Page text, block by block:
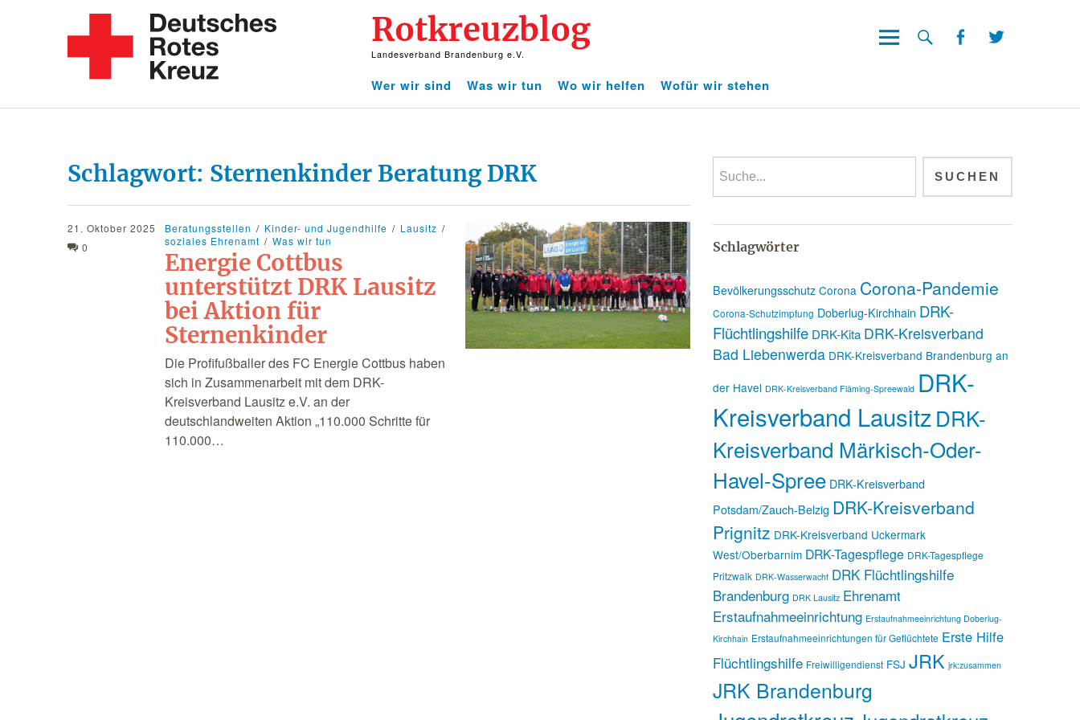
Rotkreuzblog
Landesverband Brandenburg e.V.
Wer wir sind
Was wir tun Wo wir helfen Wofür wir stehen
Schlagwort: Sternenkinder Beratung DRK
21. Oktober 2025
0
Beratungsstellen Kinder- und Jugendhilfe
Lausitz
soziales Ehrenamt
Was wir tun
Energie Cottbus
unterstützt DRK Lausitz
bei Aktion für
Sternenkinder
Die Profifußballer des FC Energie Cottbus haben
sich in Zusammenarbeit mit dem DRK-
Kreisverband Lausitz e.V. an der
deutschlandweiten Aktion „110.000 Schritte für
110.000…
Schlagwörter
Bevölkerungsschutz Corona Corona-Pandemie
Corona-Schutzimpfung Doberlug-Kirchhain DRK-
Flüchtlingshilfe DRK-Kita DRK-Kreisverband
Bad Liebenwerda DRK-Kreisverband Brandenburg an
der Havel DRK-Kreisverband Fläming-Spreewald DRK-
Kreisverband LausitzDRK-
Kreisverband Märkisch-Oder-
Havel-Spree DRK-Kreisverband
Potsdam/Zauch-Belzig DRK-Kreisverband
Prignitz DRK-Kreisverband Uckermark
West/Oberbarnim DRK-Tagespflege DRK-Tagespflege
Pritzwalk DRK-Wasserwacht DRK Flüchtlingshilfe
Brandenburg DRK Lausitz Ehrenamt
Erstaufnahmeeinrichtung Erstaufnahmeeinrichtung Doberlug-
Kirchhain Erstaufnahmeeinrichtungen für Geflüchtete Erste Hilfe
Flüchtlingshilfe Freiwilligendienst FSJ JRK jrk:zusammen
JRK Brandenburg